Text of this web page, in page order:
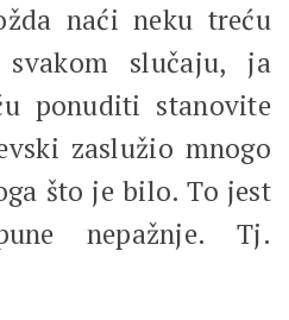
naći neku treću
slučaju, ja
ponuditi stanovite
zaslužio mnogo
što je bilo. To jest
nepažnje. Tj.